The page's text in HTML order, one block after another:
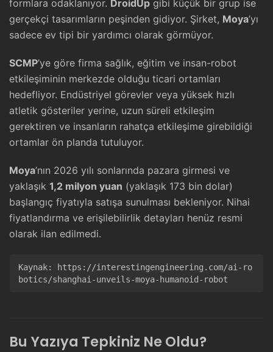
formlara odaklanıyor. DroidUp gibi küçük bir grup ise
gerçekçi tasarımların peşinden gidiyor. Şirket, Moya’yı
sadece ev tipi bir yardımcı olarak görmüyor.
SCMP’ye göre firma sağlık, eğitim ve insan-robot
etkileşiminin merkezde olduğu ticari ortamları
hedefliyor. Endüstriyel görevler veya yüksek hızlı
atletik gösteriler yerine, uzun süreli etkileşim
gerektiren ve insanların rahatça etkileşime girebildiği
ortamlar ön planda tutuluyor.
Moya’nın 2026 yılı sonlarında pazara girmesi ve
yaklaşık 1,2 milyon yuan (yaklaşık 173 bin dolar)
başlangıç fiyatıyla satışa sunulması bekleniyor. Nihai
fiyatlandırma ve erişilebilirlik detayları henüz resmi
olarak ilan edilmedi.
Kaynak:
https://interestingengineering.com/ai-ro
botics/shanghai-unveils-moya-humanoid-robot
Bu Yazıya Tepkiniz Ne Oldu?